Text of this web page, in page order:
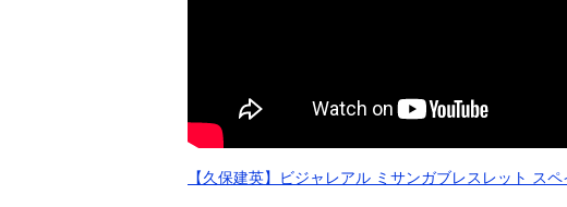
【久保建英】ビジャレアル ミサンガブレスレット ス